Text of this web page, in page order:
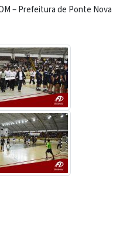
– Prefeitura de Ponte Nova